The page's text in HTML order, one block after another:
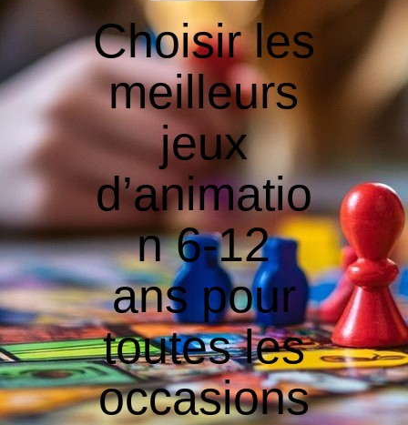
Choisir les
meilleurs
jeux
d’animatio
n 6-12
ans pour
toutes les
occasions